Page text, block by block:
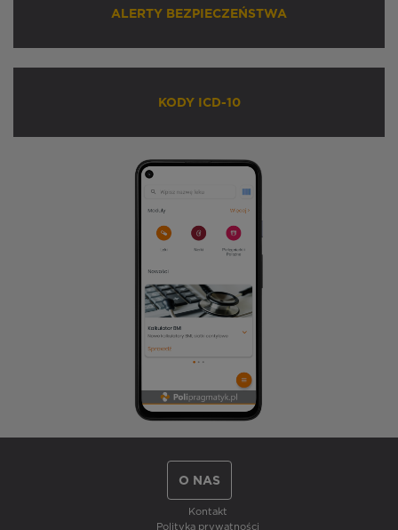
ALERTY BEZPIECZEŃSTWA
KODY ICD-10
O NAS
Kontakt
Polityka prywatności